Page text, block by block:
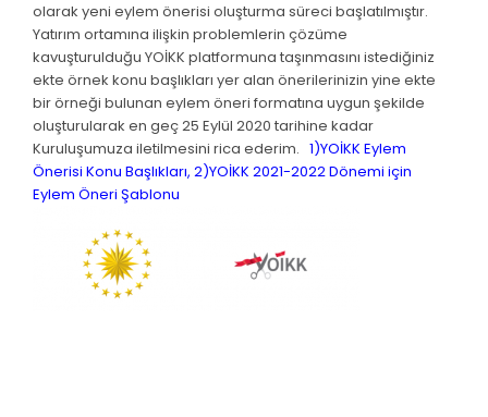
olarak yeni eylem önerisi oluşturma süreci başlatılmıştır.
Yatırım ortamına ilişkin problemlerin çözüme
kavuşturulduğu YOİKK platformuna taşınmasını istediğiniz
ekte örnek konu başlıkları yer alan önerilerinizin yine ekte
bir örneği bulunan eylem öneri formatına uygun şekilde
oluşturularak en geç 25 Eylül 2020 tarihine kadar
Kuruluşumuza iletilmesini rica ederim. 1)YOİKK Eylem
Önerisi Konu Başlıkları, 2)YOİKK 2021-2022 Dönemi için
Eylem Öneri Şablonu